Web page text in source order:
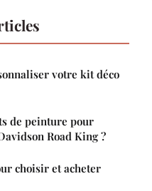
votre kit déco
de peinture pour
Road King ?
choisir et acheter